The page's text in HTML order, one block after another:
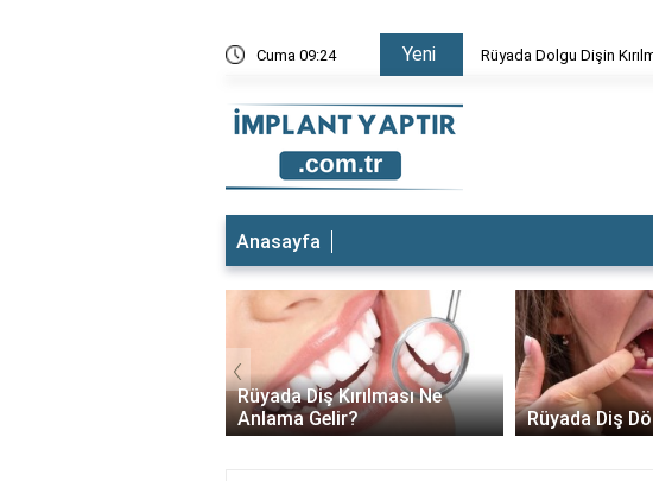
Cuma 09:24 Yeni Rüyada Dolgu Dişin
Anasayfa
Rüyada Diş Dökülmesi
İmplant diş
uyuşturulur
‹